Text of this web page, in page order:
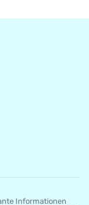
Informationen